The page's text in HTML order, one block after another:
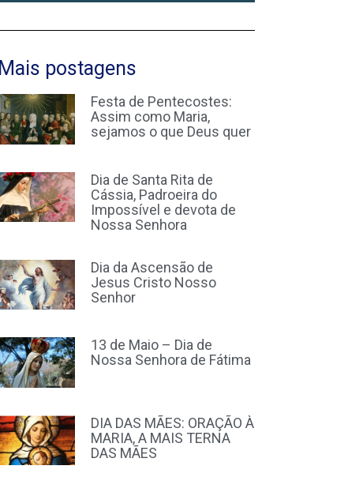
Mais postagens
Festa de Pentecostes:
Assim como Maria,
sejamos o que Deus quer
Dia de Santa Rita de
Cássia, Padroeira do
Impossível e devota de
Nossa Senhora
Dia da Ascensão de
Jesus Cristo Nosso
Senhor
13 de Maio – Dia de
Nossa Senhora de Fátima
DIA DAS MÃES: ORAÇÃO À
MARIA, A MAIS TERNA
DAS MÃES